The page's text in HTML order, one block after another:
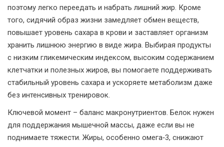
поэтому легко переедать и набрать лишний жир. Кроме
того, сидячий образ жизни замедляет обмен веществ,
повышает уровень сахара в крови и заставляет организм
хранить лишнюю энергию в виде жира. Выбирая продукты
с низким гликемическим индексом, высоким содержанием
клетчатки и полезных жиров, вы помогаете поддерживать
стабильный уровень сахара и ускоряете метаболизм даже
без интенсивных тренировок.
Ключевой момент – баланс макронутриентов. Белок нужен
для поддержания мышечной массы, даже если вы не
поднимаете тяжести. Жиры, особенно омега‑3, снижают